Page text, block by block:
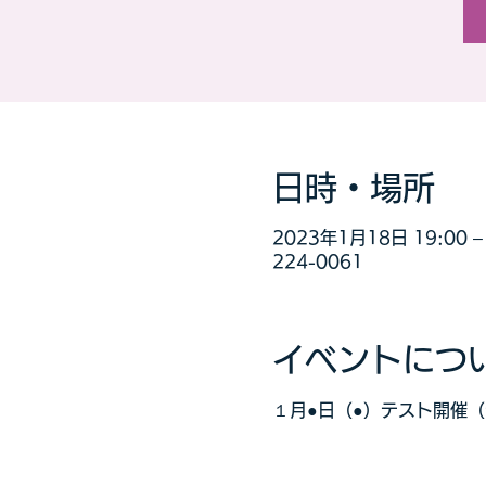
日時・場所
2023年1月18日 19:00
224-0061
イベントにつ
１月●日（●）テスト開催